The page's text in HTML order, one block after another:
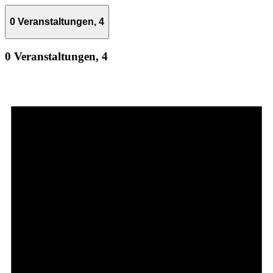
0 Veranstaltungen, 4
0 Veranstaltungen, 4